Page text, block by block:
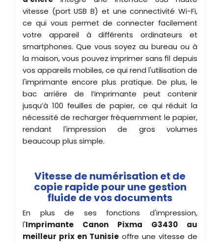
vitesse (port USB B) et une connectivité Wi-Fi,
ce qui vous permet de connecter facilement
votre appareil à différents ordinateurs et
smartphones. Que vous soyez au bureau ou à
la maison, vous pouvez imprimer sans fil depuis
vos appareils mobiles, ce qui rend l'utilisation de
l'imprimante encore plus pratique. De plus, le
bac arrière de l’imprimante peut contenir
jusqu’à 100 feuilles de papier, ce qui réduit la
nécessité de recharger fréquemment le papier,
rendant l'impression de gros volumes
beaucoup plus simple.
Vitesse de numérisation et de
copie rapide pour une gestion
fluide de vos documents
En plus de ses fonctions d'impression,
l'Imprimante Canon Pixma G3430 au
meilleur prix en Tunisie offre une vitesse de